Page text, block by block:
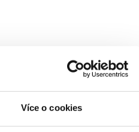
Více o cookies